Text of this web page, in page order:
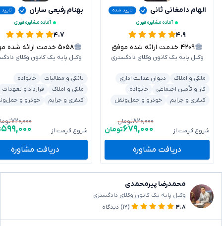
الهام دامغانی ثانی
تایید شده
آماده مشاوره فوری
۴.۹
۴۲۰۹ خدمت ارائه شده موفق
وکیل پایه یک کانون وکلای دادگستری
ملکی و املاک
دیوان عدالت اداری
کار و تأمین اجتماعی
خانواده
کیفری و جرایم
خودرو و حمل‌ونقل
شروع قیمت از
۸۲۰,۰۰۰تومان
۶۷۹,۰۰۰تومان
دریافت مشاوره
بهنام رفیعی ساران
آماده مشاوره فوری
۴.۷
۵۰۵۸ خدمت ارائه شده موفق
وکیل پایه یک کانون وکلای
بانکی و مطالبات
خانواده
ملکی و املاک
قرارداد و تعهدات
کیفری و جرایم
خودرو و
شروع قیمت از
۷۲۰,۰۰۰
۵۹۹,۰۰۰
دریافت مشاوره
محمدرضا پیرمحمدی
وکیل پایه یک کانون وکلای دادگستری
۴.۸
(۱۲) دیدگاه